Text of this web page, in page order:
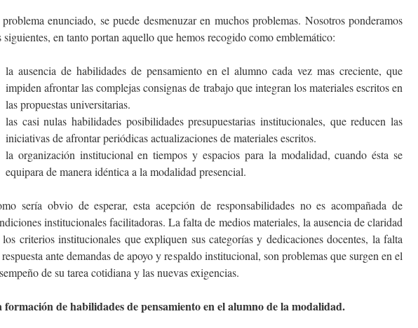
enunciado, se puede desmenuzar en muchos problemas. Nosotros ponderamos
siguientes, en tanto portan aquello que hemos recogido como emblemático:
la ausencia de habilidades de pensamiento en el alumno cada vez mas creciente, que
impiden afrontar las complejas consignas de trabajo que integran los materiales escritos en
las propuestas universitarias.
las casi nulas habilidades posibilidades presupuestarias institucionales, que reducen las
iniciativas de afrontar periódicas actualizaciones de materiales escritos.
la organización institucional en tiempos y espacios para la modalidad, cuando ésta se
equipara de manera idéntica a la modalidad presencial.
sería obvio de esperar, esta acepción de responsabilidades no es acompañada de
institucionales facilitadoras. La falta de medios materiales, la ausencia de claridad
los criterios institucionales que expliquen sus categorías y dedicaciones docentes, la falta
ante demandas de apoyo y respaldo institucional, son problemas que surgen en el
de su tarea cotidiana y las nuevas exigencias.
formación de habilidades de pensamiento en el alumno de la modalidad.